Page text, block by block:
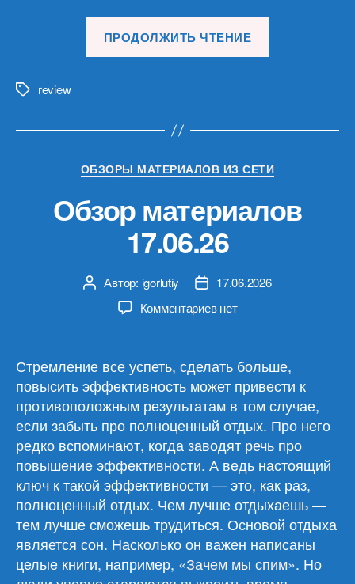
ПРОДОЛЖИТЬ ЧТЕНИЕ
Меткиreview
Рубрики
ОБЗОРЫ МАТЕРИАЛОВ ИЗ СЕТИ
Обзор материалов
17.06.26
Автор
записи
Автор: igorlutiy
Дата17.06.2026
Комментариевк
материалов
17.06.26
нет
Стремление все успеть, сделать больше,
повысить эффективность может привести к
противоположным результатам в том случае,
если забыть про полноценный отдых. Про него
редко вспоминают, когда заводят речь про
повышение эффективности. А ведь настоящий
ключ к такой эффективности — это, как раз,
полноценный отдых. Чем лучше отдыхаешь —
тем лучше сможешь трудиться. Основой отдыха
является сон. Насколько он важен написаны
целые книги, например, «Зачем мы спим». Но